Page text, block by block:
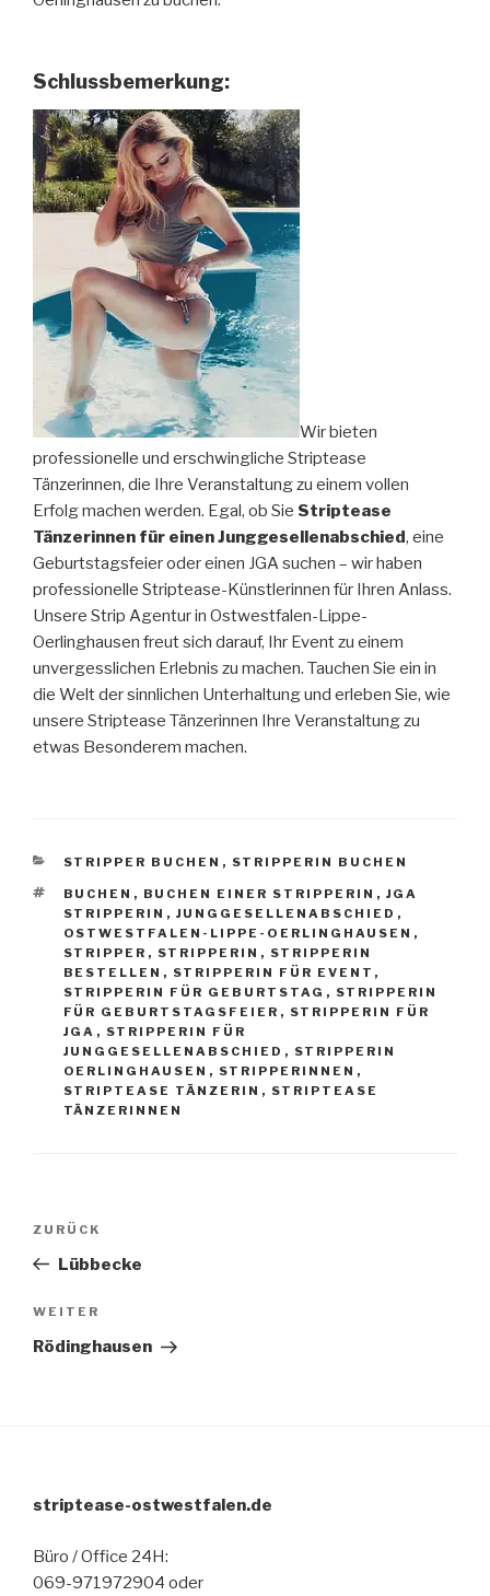
Schlussbemerkung:
Wir bieten
professionelle und erschwingliche Striptease
Tänzerinnen, die Ihre Veranstaltung zu einem vollen
Erfolg machen werden. Egal, ob Sie Striptease
Tänzerinnen für einen Junggesellenabschied, eine
Geburtstagsfeier oder einen JGA suchen – wir haben
professionelle Striptease-Künstlerinnen für Ihren Anlass.
Unsere Strip Agentur in Ostwestfalen-Lippe-
Oerlinghausen freut sich darauf, Ihr Event zu einem
unvergesslichen Erlebnis zu machen. Tauchen Sie ein in
die Welt der sinnlichen Unterhaltung und erleben Sie, wie
unsere Striptease Tänzerinnen Ihre Veranstaltung zu
etwas Besonderem machen.
KATEGORIEN
STRIPPER BUCHEN , STRIPPERIN BUCHEN
SCHLAGWÖRTER
BUCHEN , BUCHEN EINER STRIPPERIN , JGA
STRIPPERIN , JUNGGESELLENABSCHIED ,
OSTWESTFALEN-LIPPE-OERLINGHAUSEN ,
STRIPPER , STRIPPERIN , STRIPPERIN
BESTELLEN , STRIPPERIN FÜR EVENT ,
STRIPPERIN FÜR GEBURTSTAG , STRIPPERIN
FÜR GEBURTSTAGSFEIER , STRIPPERIN FÜR
JGA , STRIPPERIN FÜR
JUNGGESELLENABSCHIED , STRIPPERIN
OERLINGHAUSEN , STRIPPERINNEN ,
STRIPTEASE TÄNZERIN , STRIPTEASE
TÄNZERINNEN
Beitragsnavigation
Vorheriger
Beitrag
ZURÜCK
Lübbecke
Nächster
Beitrag
WEITER
Rödinghausen
striptease-ostwestfalen.de
Büro / Office 24H:
069-971972904 oder